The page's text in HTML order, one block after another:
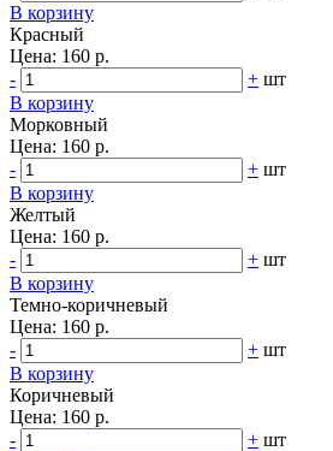
В корзину
Красный
Цена: 160 р.
-
+ шт
В корзину
Морковный
Цена: 160 р.
-
+ шт
В корзину
Желтый
Цена: 160 р.
-
+ шт
В корзину
Темно-коричневый
Цена: 160 р.
-
+ шт
В корзину
Коричневый
Цена: 160 р.
-
+ шт